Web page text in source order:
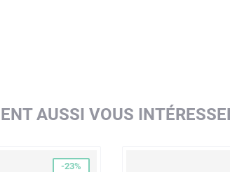
AUSSI VOUS
-23%